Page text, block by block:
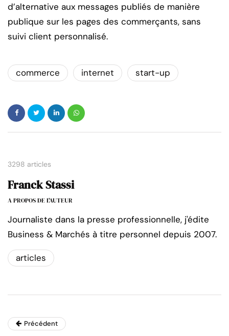
d’alternative aux messages publiés de manière
publique sur les pages des commerçants, sans
suivi client personnalisé.
commerce internet start-up
3298 articles
Franck Stassi
A PROPOS DE L'AUTEUR
Journaliste dans la presse professionnelle, j'édite
Business & Marchés à titre personnel depuis 2007.
articles
Précédent